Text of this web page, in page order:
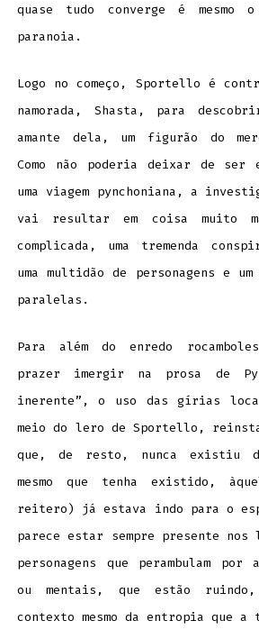
quase tudo converge é mesmo
paranoia.
Logo no começo, Sportello é
namorada, Shasta, para
amante dela, um figurão do
Como não poderia deixar de ser
uma viagem pynchoniana, a
vai resultar em coisa muito
complicada, uma tremenda
uma multidão de personagens e
paralelas.
Para além do enredo
prazer imergir na prosa de
inerente”, o uso das gírias
meio do lero de Sportello,
que, de resto, nunca existiu
mesmo que tenha existido,
reitero) já estava indo para o
parece estar sempre presente nos
personagens que perambulam
ou mentais, que estão
contexto mesmo da entropia que a